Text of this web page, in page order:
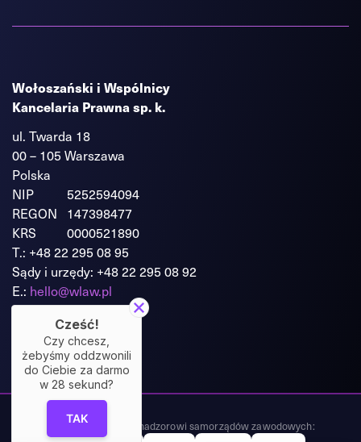
Wołoszański i Wspólnicy
Kancelaria Prawna sp. k.
ul. Twarda 18
00 – 105 Warszawa
Polska
NIP
5252594094
REGON
147398477
KRS
0000521890
T.: +48 22 295 08 95
Sądy i urzędy: +48 22 295 08 92
E.: hello@wlaw.pl
Kancelaria podlega nadzorowi samorządów zawodowych:
Cześć!
Czy chcesz,
żebyśmy oddzwonili
do Ciebie za darmo
w 28 sekund?
TAK